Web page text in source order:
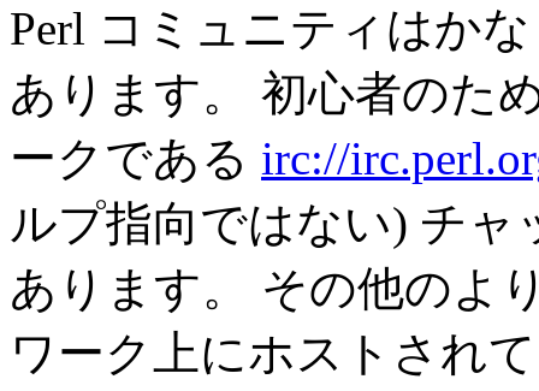
Perl コミュニティはか
あります。 初心者のた
ークである irc://
ルプ指向ではない) チ
あります。 その他のよ
ワーク上にホストされ